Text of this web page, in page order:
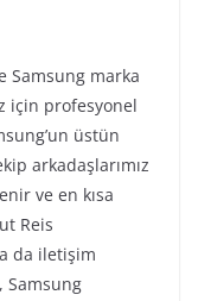
Samsung marka
için profesyonel
üstün
arkadaşlarımız
ve en kısa
Reis
da iletişim
Samsung